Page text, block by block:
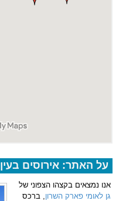
על האתר: אירוסים
אנו נמצאים בקצהו הצפוני של
גן לאומי פארק השרון , ברכס